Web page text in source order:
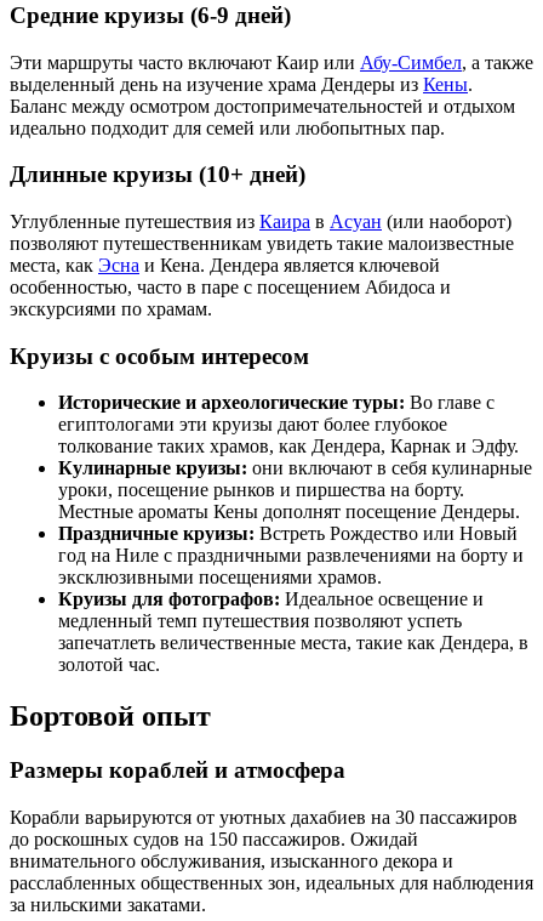
Средние круизы (6-9 дней)
Эти маршруты часто включают Каир или Абу-Симбел, а также
выделенный день на изучение храма Дендеры из Кены.
Баланс между осмотром достопримечательностей и отдыхом
идеально подходит для семей или любопытных пар.
Длинные круизы (10+ дней)
Углубленные путешествия из Каира в Асуан (или наоборот)
позволяют путешественникам увидеть такие малоизвестные
места, как Эсна и Кена. Дендера является ключевой
особенностью, часто в паре с посещением Абидоса и
экскурсиями по храмам.
Круизы с особым интересом
Исторические и археологические туры: Во главе с
египтологами эти круизы дают более глубокое
толкование таких храмов, как Дендера, Карнак и Эдфу.
Кулинарные круизы: они включают в себя кулинарные
уроки, посещение рынков и пиршества на борту.
Местные ароматы Кены дополнят посещение Дендеры.
Праздничные круизы: Встреть Рождество или Новый
год на Ниле с праздничными развлечениями на борту и
эксклюзивными посещениями храмов.
Круизы для фотографов: Идеальное освещение и
медленный темп путешествия позволяют успеть
запечатлеть величественные места, такие как Дендера, в
золотой час.
Бортовой опыт
Размеры кораблей и атмосфера
Корабли варьируются от уютных дахабиев на 30 пассажиров
до роскошных судов на 150 пассажиров. Ожидай
внимательного обслуживания, изысканного декора и
расслабленных общественных зон, идеальных для наблюдения
за нильскими закатами.